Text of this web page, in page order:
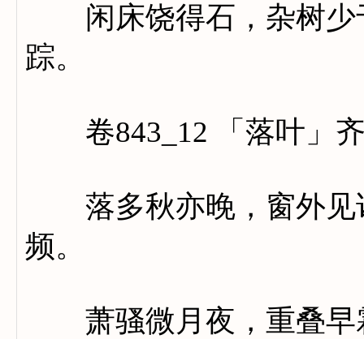
闲床饶得石，杂树少
踪。
卷843_12 「落叶」
落多秋亦晚，窗外见
频。
萧骚微月夜，重叠早